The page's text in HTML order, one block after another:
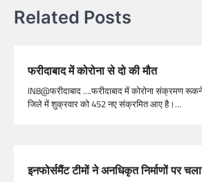
Related Posts
फरीदाबाद में कोरोना से दो की मौत
IN8@फरीदाबाद ….फरीदाबाद में कोरोना संक्रमण
जिले में शुक्रवार को 452 नए संक्रमित आए है।…
इनफोर्समैंट टीमों ने अनधिकृत निर्माणों पर